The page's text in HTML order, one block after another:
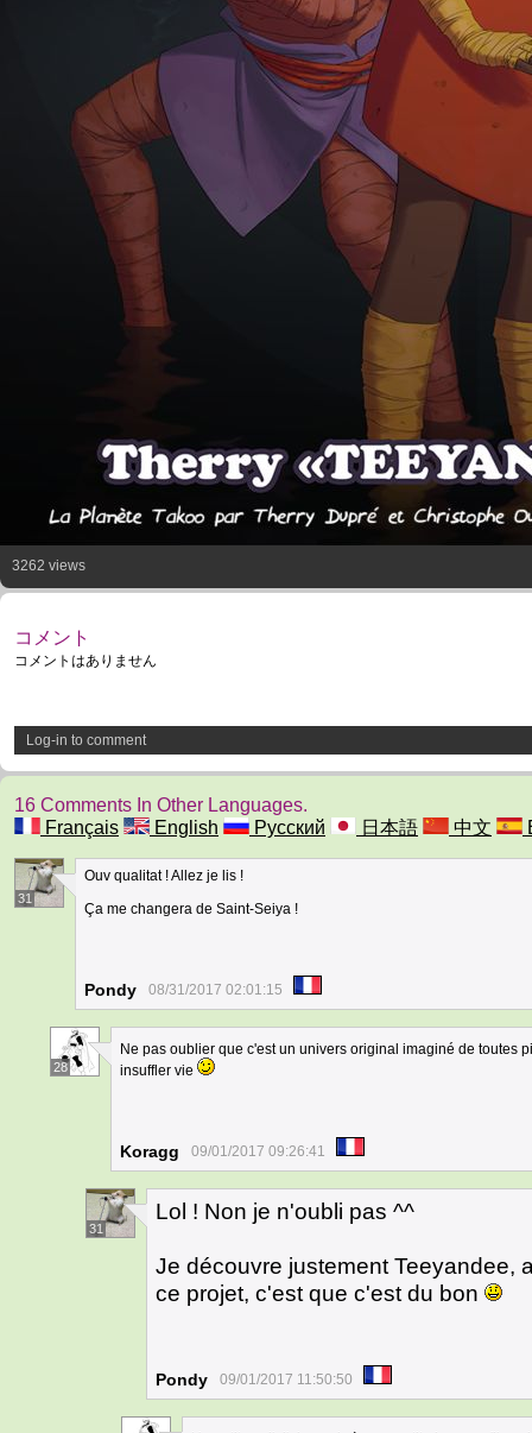
3262 views
コメント
コメントはありません
Log-in to comment
16 Comments In Other Languages.
Français
English Русский 日本語 中文
31
Ouv qualitat ! Allez je lis !
Ça me changera de Saint-Seiya !
Pondy 08/31/2017 02:01:15
28
Ne pas oublier que c'est un univers original imaginé de toutes
insuffler vie
Koragg 09/01/2017 09:26:41
31
Lol ! Non je n'oubli pas ^^
Je découvre justement Teeyandee,
ce projet, c'est que c'est du bon
Pondy 09/01/2017 11:50:50